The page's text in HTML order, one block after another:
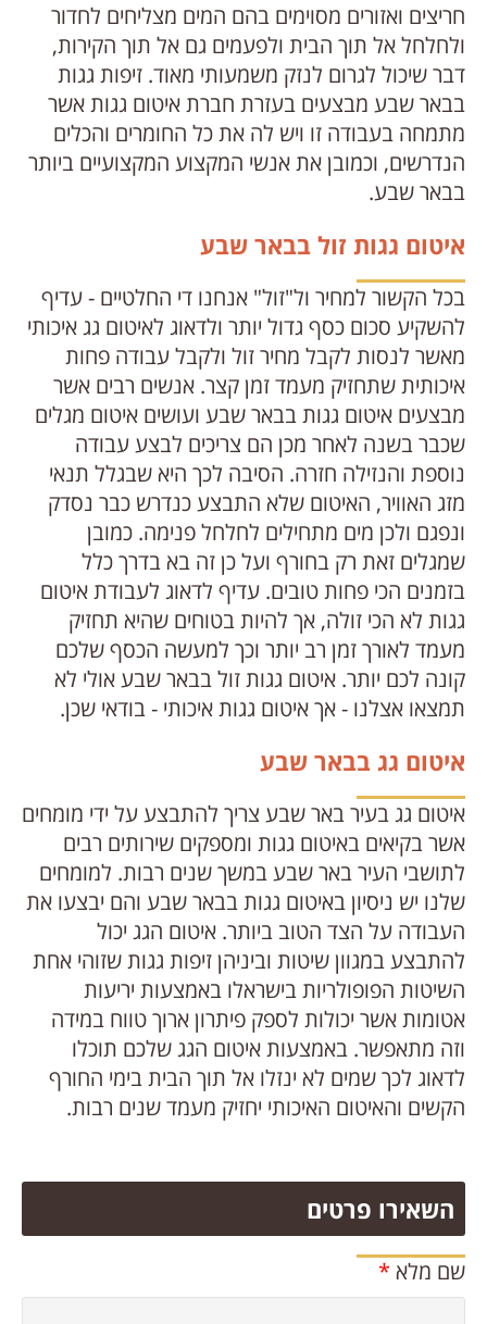
חריצים ואזורים מסוימים בהם המים מצליחים לחדור
ולחלחל אל תוך הבית ולפעמים גם אל תוך הקירות,
דבר שיכול לגרום לנזק משמעותי מאוד. זיפות גגות
בבאר שבע מבצעים בעזרת חברת איטום גגות אשר
מתמחה בעבודה זו ויש לה את כל החומרים והכלים
הנדרשים, וכמובן את אנשי המקצוע המקצועיים ביותר
בבאר שבע.
איטום גגות זול בבאר שבע
בכל הקשור למחיר ול"זול" אנחנו די החלטיים - עדיף
להשקיע סכום כסף גדול יותר ולדאוג לאיטום גג איכותי
מאשר לנסות לקבל מחיר זול ולקבל עבודה פחות
איכותית שתחזיק מעמד זמן קצר. אנשים רבים אשר
מבצעים איטום גגות בבאר שבע ועושים איטום מגלים
שכבר בשנה לאחר מכן הם צריכים לבצע עבודה
נוספת והנזילה חזרה. הסיבה לכך היא שבגלל תנאי
מזג האוויר, האיטום שלא התבצע כנדרש כבר נסדק
ונפגם ולכן מים מתחילים לחלחל פנימה. כמובן
שמגלים זאת רק בחורף ועל כן זה בא בדרך כלל
בזמנים הכי פחות טובים. עדיף לדאוג לעבודת איטום
גגות לא הכי זולה, אך להיות בטוחים שהיא תחזיק
מעמד לאורך זמן רב יותר וכך למעשה הכסף שלכם
קונה לכם יותר. איטום גגות זול בבאר שבע אולי לא
תמצאו אצלנו - אך איטום גגות איכותי - בודאי שכן.
איטום גג בבאר שבע
איטום גג בעיר באר שבע צריך להתבצע על ידי מומחים
אשר בקיאים באיטום גגות ומספקים שירותים רבים
לתושבי העיר באר שבע במשך שנים רבות. למומחים
שלנו יש ניסיון באיטום גגות בבאר שבע והם יבצעו את
העבודה על הצד הטוב ביותר. איטום הגג יכול
להתבצע במגוון שיטות וביניהן זיפות גגות שזוהי אחת
השיטות הפופולריות בישראלו באמצעות יריעות
אטומות אשר יכולות לספק פיתרון ארוך טווח במידה
וזה מתאפשר. באמצעות איטום הגג שלכם תוכלו
לדאוג לכך שמים לא ינזלו אל תוך הבית בימי החורף
הקשים והאיטום האיכותי יחזיק מעמד שנים רבות.
השאירו פרטים
שם מלא *